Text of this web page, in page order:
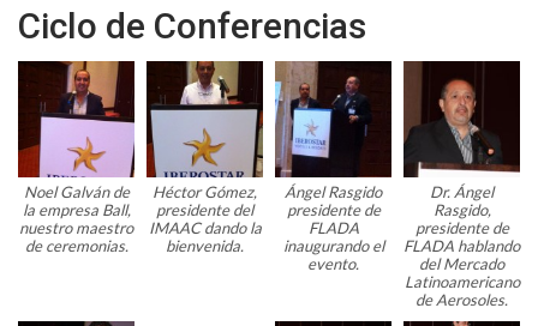
Ciclo de Conferencias
Noel Galván de
la empresa Ball,
nuestro maestro
de ceremonias.
Héctor Gómez,
presidente del
IMAAC dando la
bienvenida.
Ángel Rasgido
presidente de
FLADA
inaugurando el
evento.
Dr. Ángel
Rasgido,
presidente de
FLADA hablando
del Mercado
Latinoamericano
de Aerosoles.